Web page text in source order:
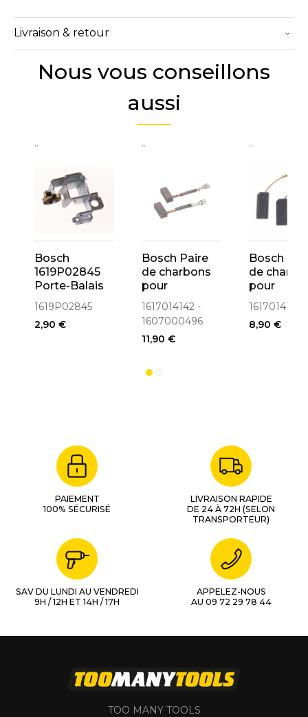
Livraison & retour
Nous vous conseillons
aussi
..
Bosch
1619P02845
Porte-Balais
1619P02845
2,90 €
..
Bosch Paire
de charbons
pour
perforateur
36V GBH36V-
LI, GBH36VF-
LI, 11536VSR
1617014142 -
1607000496
11,90 €
..
Bosch
de
pour
GBH2SR,
GBH2SE,
1617014134
8,90 €
PAIEMENT
100% SÉCURISÉ
LIVRAISON RAPIDE
DE 24 À 72H (SELON
TRANSPORTEUR)
SAV DU LUNDI AU VENDREDI
9H / 12H ET 14H / 17H
APPELEZ-NOUS
AU 09 72 29 78 44
TOO MANY TOOLS